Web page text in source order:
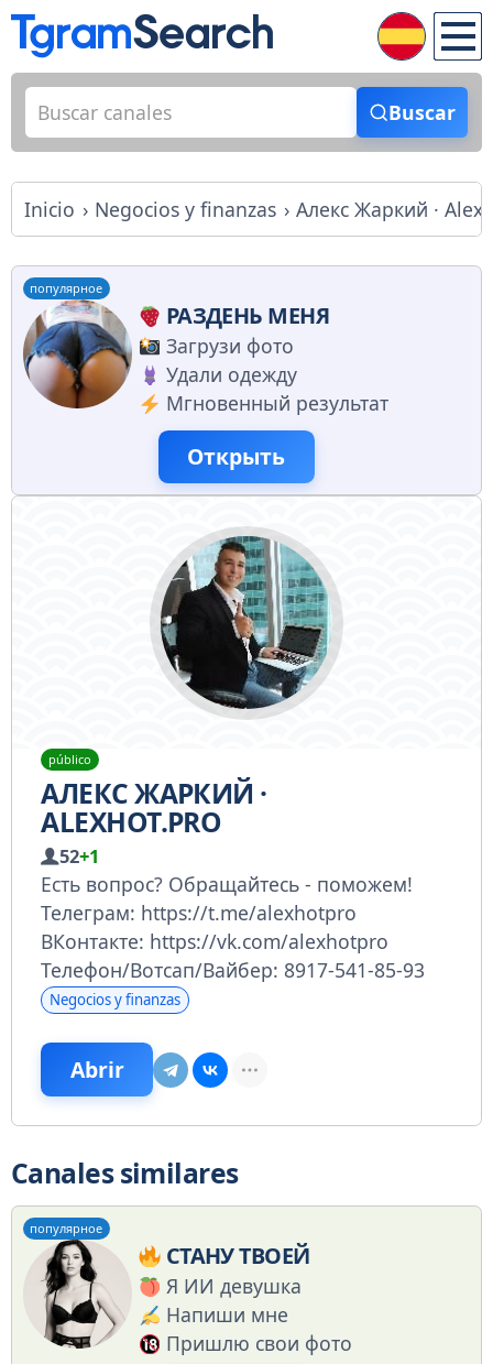
Buscar
Inicio Negocios y finanzas Алекс Жаркий ·
популярное
РАЗДЕНЬ МЕНЯ
Загрузи фото
Удали одежду
Мгновенный результат
Открыть
público
АЛЕКС ЖАРКИЙ ·
ALEXHOT.PRO
52+1
Есть вопрос? Обращайтесь - поможем!
Телеграм: https://t.me/alexhotpro
ВКонтакте: https://vk.com/alexhotpro
Телефон/Вотсап/Вайбер: 8917-541-85-93
Negocios y finanzas
Abrir
Canales similares
популярное
СТАНУ ТВОЕЙ
Я ИИ девушка
Напиши мне
Пришлю свои фото